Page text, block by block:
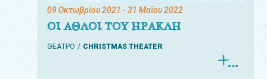
09 Οκτωβρίου 2021 - 31 Μαΐου 2022
ΟΙ ΑΘΛΟΙ ΤΟΥ ΗΡΑΚΛΗ
ΘΕΑΤΡΟ CHRISTMAS THEATER